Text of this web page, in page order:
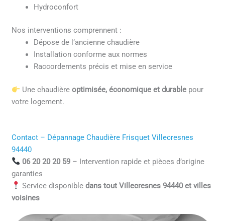
Hydroconfort
Nos interventions comprennent :
Dépose de l’ancienne chaudière
Installation conforme aux normes
Raccordements précis et mise en service
Une chaudière optimisée, économique et durablepour
votre logement.
Contact – Dépannage Chaudière Frisquet Villecresnes
94440
06 20 20 20 59– Intervention rapide et pièces d’origine
garanties
Service disponible dans tout Villecresnes 94440 et villes
voisines